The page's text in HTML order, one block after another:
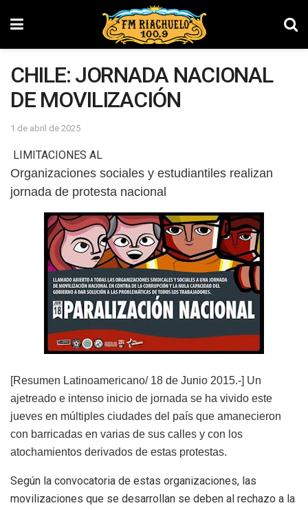
CHILE: JORNADA NACIONAL
DE MOVILIZACIÓN
1 de abril de 2025
LIMITACIONES AL
Organizaciones sociales y estudiantiles realizan
jornada de protesta nacional
[Resumen Latinoamericano/ 18 de Junio 2015.-] Un
ajetreado e intenso inicio de jornada se ha vivido este
jueves en múltiples ciudades del país que amanecieron
con barricadas en varias de sus calles y con los
atochamientos derivados de estas protestas.
Según la convocatoria de estas organizaciones, las
movilizaciones que se desarrollan se deben al rechazo a la